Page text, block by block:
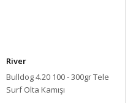
River
Bulldog 4.20 100 - 300gr Tele
Surf Olta Kamışı